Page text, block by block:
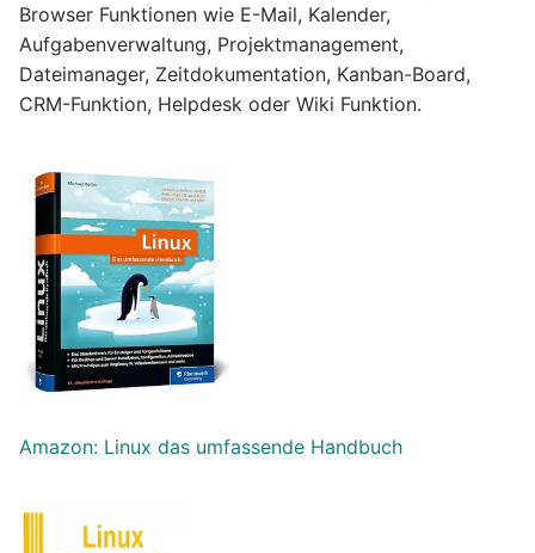
Browser Funktionen wie E-Mail, Kalender,
Aufgabenverwaltung, Projektmanagement,
Dateimanager, Zeitdokumentation, Kanban-Board,
CRM-Funktion, Helpdesk oder Wiki Funktion.
Amazon: Linux das umfassende Handbuch